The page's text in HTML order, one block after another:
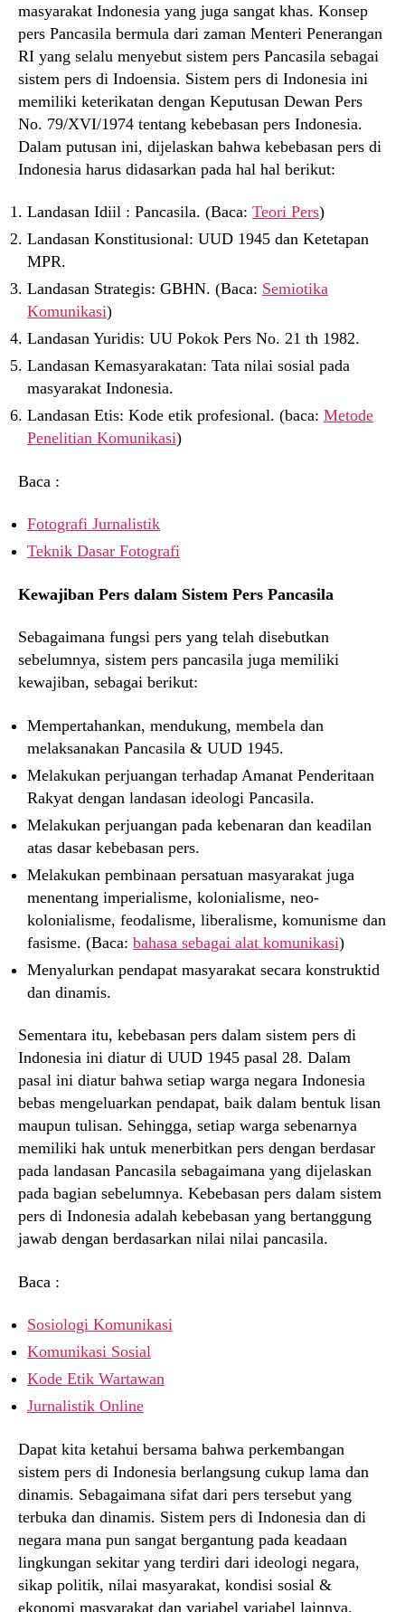
masyarakat Indonesia yang juga sangat khas. Konsep
pers Pancasila bermula dari zaman Menteri Penerangan
RI yang selalu menyebut sistem pers Pancasila sebagai
sistem pers di Indoensia. Sistem pers di Indonesia ini
memiliki keterikatan dengan Keputusan Dewan Pers
No. 79/XVI/1974 tentang kebebasan pers Indonesia.
Dalam putusan ini, dijelaskan bahwa kebebasan pers di
Indonesia harus didasarkan pada hal hal berikut:
Landasan Idiil : Pancasila. (Baca: Teori Pers)
Landasan Konstitusional: UUD 1945 dan Ketetapan
MPR.
Landasan Strategis: GBHN. (Baca: Semiotika
Komunikasi)
Landasan Yuridis: UU Pokok Pers No. 21 th 1982.
Landasan Kemasyarakatan: Tata nilai sosial pada
masyarakat Indonesia.
Landasan Etis: Kode etik profesional. (baca: Metode
Penelitian Komunikasi)
Baca :
Fotografi Jurnalistik
Teknik Dasar Fotografi
Kewajiban Pers dalam Sistem Pers Pancasila
Sebagaimana fungsi pers yang telah disebutkan
sebelumnya, sistem pers pancasila juga memiliki
kewajiban, sebagai berikut:
Mempertahankan, mendukung, membela dan
melaksanakan Pancasila & UUD 1945.
Melakukan perjuangan terhadap Amanat Penderitaan
Rakyat dengan landasan ideologi Pancasila.
Melakukan perjuangan pada kebenaran dan keadilan
atas dasar kebebasan pers.
Melakukan pembinaan persatuan masyarakat juga
menentang imperialisme, kolonialisme, neo-
kolonialisme, feodalisme, liberalisme, komunisme dan
fasisme. (Baca: bahasa sebagai alat komunikasi)
Menyalurkan pendapat masyarakat secara konstruktid
dan dinamis.
Sementara itu, kebebasan pers dalam sistem pers di
Indonesia ini diatur di UUD 1945 pasal 28. Dalam
pasal ini diatur bahwa setiap warga negara Indonesia
bebas mengeluarkan pendapat, baik dalam bentuk lisan
maupun tulisan. Sehingga, setiap warga sebenarnya
memiliki hak untuk menerbitkan pers dengan berdasar
pada landasan Pancasila sebagaimana yang dijelaskan
pada bagian sebelumnya. Kebebasan pers dalam sistem
pers di Indonesia adalah kebebasan yang bertanggung
jawab dengan berdasarkan nilai nilai pancasila.
Baca :
Sosiologi Komunikasi
Komunikasi Sosial
Kode Etik Wartawan
Jurnalistik Online
Dapat kita ketahui bersama bahwa perkembangan
sistem pers di Indonesia berlangsung cukup lama dan
dinamis. Sebagaimana sifat dari pers tersebut yang
terbuka dan dinamis. Sistem pers di Indonesia dan di
negara mana pun sangat bergantung pada keadaan
lingkungan sekitar yang terdiri dari ideologi negara,
sikap politik, nilai masyarakat, kondisi sosial &
ekonomi masyarakat dan variabel variabel lainnya.